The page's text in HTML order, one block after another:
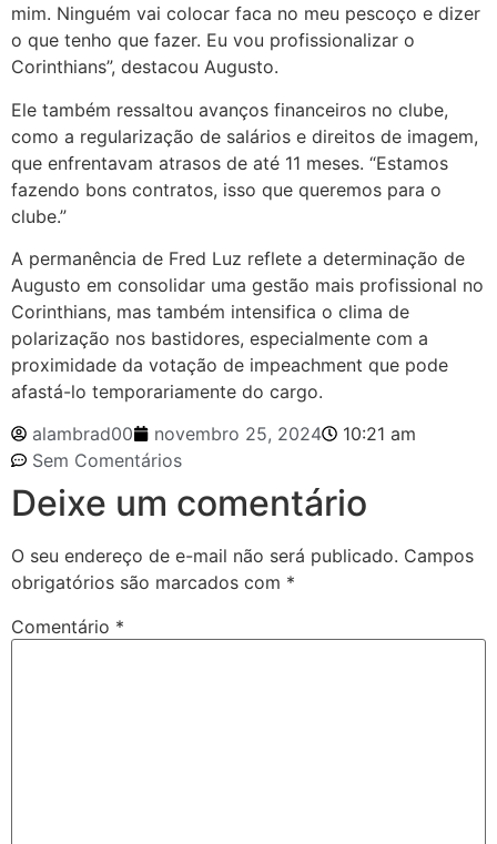
mim. Ninguém vai colocar faca no meu pescoço e dizer
o que tenho que fazer. Eu vou profissionalizar o
Corinthians”, destacou Augusto.
Ele também ressaltou avanços financeiros no clube,
como a regularização de salários e direitos de imagem,
que enfrentavam atrasos de até 11 meses. “Estamos
fazendo bons contratos, isso que queremos para o
clube.”
A permanência de Fred Luz reflete a determinação de
Augusto em consolidar uma gestão mais profissional no
Corinthians, mas também intensifica o clima de
polarização nos bastidores, especialmente com a
proximidade da votação de impeachment que pode
afastá-lo temporariamente do cargo.
alambrad00
novembro 25, 2024
10:21 am
Sem Comentários
Deixe um comentário
O seu endereço de e-mail não será publicado. Campos
obrigatórios são marcados com *
Comentário *